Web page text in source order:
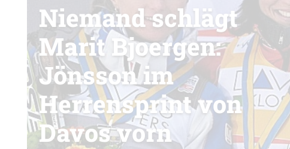
Niemand schlägt
Marit Bjoergen:
Jönsson im
Herrensprint von
Davos vorn